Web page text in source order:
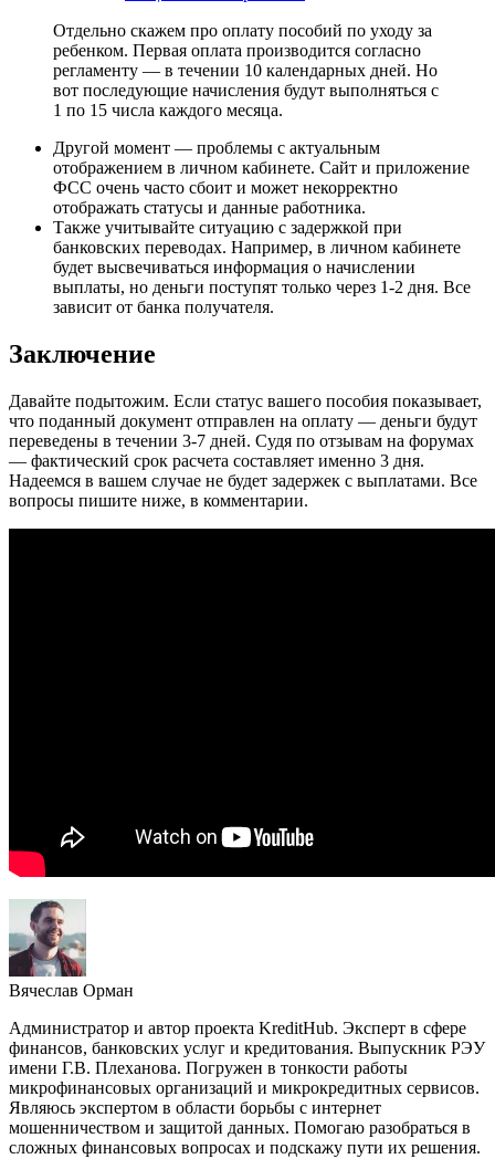
Отдельно скажем про оплату пособий по уходу за
ребенком. Первая оплата производится согласно
регламенту — в течении 10 календарных дней. Но
вот последующие начисления будут выполняться с
1 по 15 числа каждого месяца.
Другой момент — проблемы с актуальным
отображением в личном кабинете. Сайт и приложение
ФСС очень часто сбоит и может некорректно
отображать статусы и данные работника.
Также учитывайте ситуацию с задержкой при
банковских переводах. Например, в личном кабинете
будет высвечиваться информация о начислении
выплаты, но деньги поступят только через 1-2 дня. Все
зависит от банка получателя.
Заключение
Давайте подытожим. Если статус вашего пособия показывает,
что поданный документ отправлен на оплату — деньги будут
переведены в течении 3-7 дней. Судя по отзывам на форумах
— фактический срок расчета составляет именно 3 дня.
Надеемся в вашем случае не будет задержек с выплатами. Все
вопросы пишите ниже, в комментарии.
Вячеслав Орман
Администратор и автор проекта KreditHub. Эксперт в сфере
финансов, банковских услуг и кредитования. Выпускник РЭУ
имени Г.В. Плеханова. Погружен в тонкости работы
микрофинансовых организаций и микрокредитных сервисов.
Являюсь экспертом в области борьбы с интернет
мошенничеством и защитой данных. Помогаю разобраться в
сложных финансовых вопросах и подскажу пути их решения.